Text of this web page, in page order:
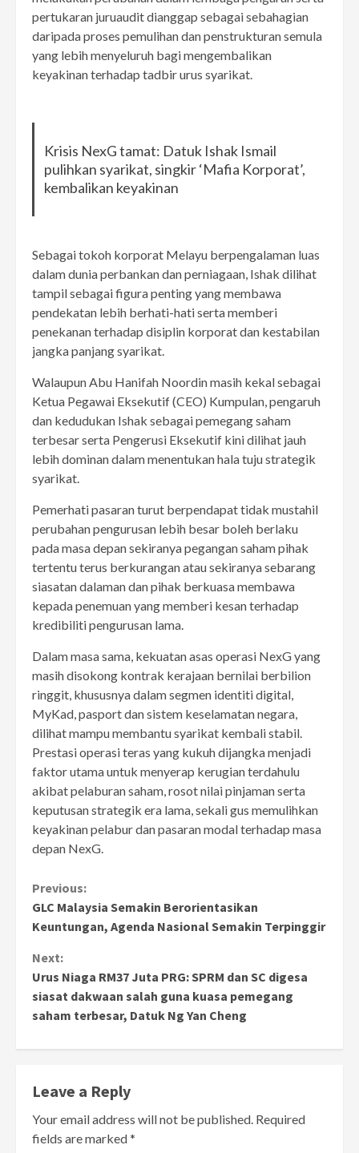
pertukaran juruaudit dianggap sebagai sebahagian
daripada proses pemulihan dan penstrukturan semula
yang lebih menyeluruh bagi mengembalikan
keyakinan terhadap tadbir urus syarikat.
Krisis NexG tamat: Datuk Ishak Ismail
pulihkan syarikat, singkir ‘Mafia Korporat’,
kembalikan keyakinan
Sebagai tokoh korporat Melayu berpengalaman luas
dalam dunia perbankan dan perniagaan, Ishak dilihat
tampil sebagai figura penting yang membawa
pendekatan lebih berhati-hati serta memberi
penekanan terhadap disiplin korporat dan kestabilan
jangka panjang syarikat.
Walaupun Abu Hanifah Noordin masih kekal sebagai
Ketua Pegawai Eksekutif (CEO) Kumpulan, pengaruh
dan kedudukan Ishak sebagai pemegang saham
terbesar serta Pengerusi Eksekutif kini dilihat jauh
lebih dominan dalam menentukan hala tuju strategik
syarikat.
Pemerhati pasaran turut berpendapat tidak mustahil
perubahan pengurusan lebih besar boleh berlaku
pada masa depan sekiranya pegangan saham pihak
tertentu terus berkurangan atau sekiranya sebarang
siasatan dalaman dan pihak berkuasa membawa
kepada penemuan yang memberi kesan terhadap
kredibiliti pengurusan lama.
Dalam masa sama, kekuatan asas operasi NexG yang
masih disokong kontrak kerajaan bernilai berbilion
ringgit, khususnya dalam segmen identiti digital,
MyKad, pasport dan sistem keselamatan negara,
dilihat mampu membantu syarikat kembali stabil.
Prestasi operasi teras yang kukuh dijangka menjadi
faktor utama untuk menyerap kerugian terdahulu
akibat pelaburan saham, rosot nilai pinjaman serta
keputusan strategik era lama, sekali gus memulihkan
keyakinan pelabur dan pasaran modal terhadap masa
depan NexG.
Continue
Reading
Previous:
GLC Malaysia Semakin Berorientasikan
Keuntungan, Agenda Nasional Semakin Terpinggir
Next:
Urus Niaga RM37 Juta PRG: SPRM dan SC digesa
siasat dakwaan salah guna kuasa pemegang
saham terbesar, Datuk Ng Yan Cheng
Leave a Reply
Your email address will not be published. Required
fields are marked*